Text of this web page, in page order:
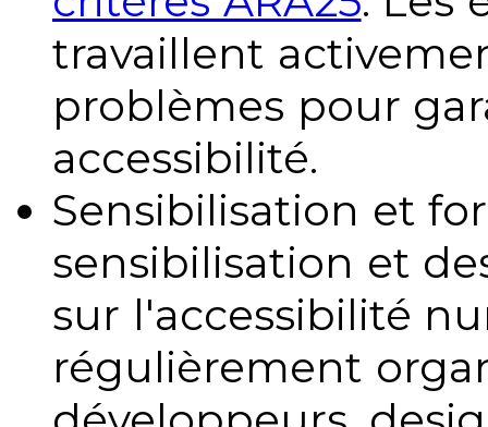
travaillent
problèmes pour
accessibilité.
Sensibilisation et
sensibilisation et
sur l'accessibilité
régulièrement